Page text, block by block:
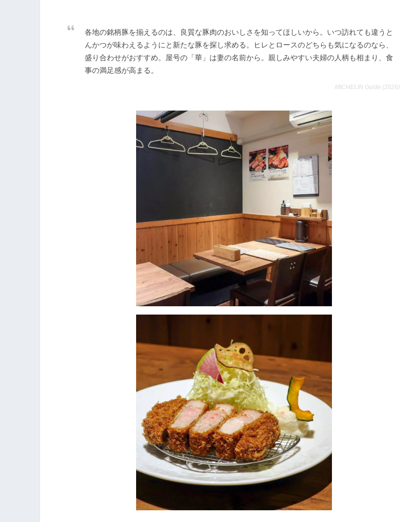
各地の銘柄豚を揃えるのは、良質な豚肉のおいしさを知ってほしいから。いつ訪れても違うと
んかつが味わえるようにと新たな豚を探し求める。ヒレとロースのどちらも気になるのなら、
盛り合わせがおすすめ。屋号の「華」は妻の名前から。親しみやすい夫婦の人柄も相まり、食
事の満足感が高まる。
MICHELIN Guide (2026)